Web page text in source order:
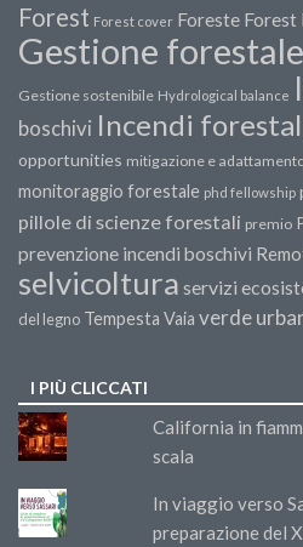
Forest Forest cover Foreste Forest
Gestione forestale
Gestione sostenibile Hydrological balance
boschivi Incendi
opportunities mitigazione e
monitoraggio forestale phd fellowship
pillole di scienze forestali premio
prevenzione incendi boschivi
selvicoltura servizi
del legno Tempesta Vaia verde
I PIÙ CLICCATI
California in
scala
In viaggio verso
preparazione del